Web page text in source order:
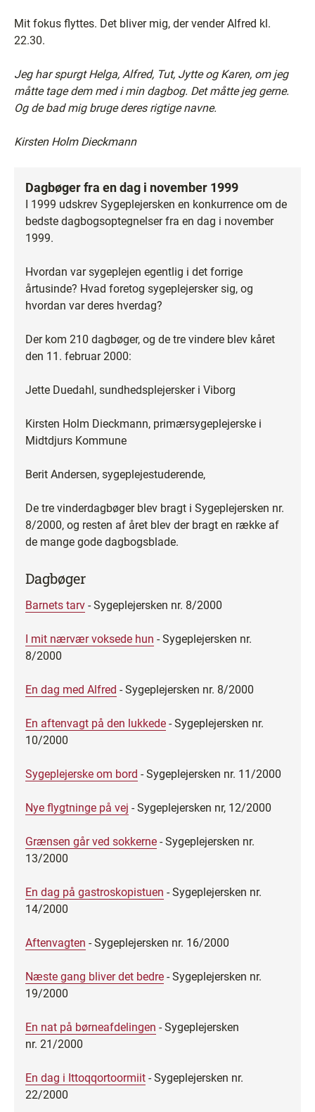
Mit fokus flyttes. Det bliver mig, der vender Alfred kl.
22.30.
Jeg har spurgt Helga, Alfred, Tut, Jytte og Karen, om jeg
måtte tage dem med i min dagbog. Det måtte jeg gerne.
Og de bad mig bruge deres rigtige navne.
Kirsten Holm Dieckmann
Dagbøger fra en dag i november 1999
I 1999 udskrev Sygeplejersken en konkurrence om de
bedste dagbogsoptegnelser fra en dag i november
1999.
Hvordan var sygeplejen egentlig i det forrige
årtusinde? Hvad foretog sygeplejersker sig, og
hvordan var deres hverdag?
Der kom 210 dagbøger, og de tre vindere blev kåret
den 11. februar 2000:
Jette Duedahl, sundhedsplejersker i Viborg
Kirsten Holm Dieckmann, primærsygeplejerske i
Midtdjurs Kommune
Berit Andersen, sygeplejestuderende,
De tre vinderdagbøger blev bragt i Sygeplejersken nr.
8/2000, og resten af året blev der bragt en række af
de mange gode dagbogsblade.
Dagbøger
Barnets tarv - Sygeplejersken nr. 8/2000
I mit nærvær voksede hun - Sygeplejersken nr.
8/2000
En dag med Alfred - Sygeplejersken nr. 8/2000
En aftenvagt på den lukkede - Sygeplejersken nr.
10/2000
Sygeplejerske om bord - Sygeplejersken nr. 11/2000
Nye flygtninge på vej - Sygeplejersken nr, 12/2000
Grænsen går ved sokkerne - Sygeplejersken nr.
13/2000
En dag på gastroskopistuen - Sygeplejersken nr.
14/2000
Aftenvagten - Sygeplejersken nr. 16/2000
Næste gang bliver det bedre - Sygeplejersken nr.
19/2000
En nat på børneafdelingen - Sygeplejersken
nr. 21/2000
En dag i Ittoqqortoormiit - Sygeplejersken nr.
22/2000